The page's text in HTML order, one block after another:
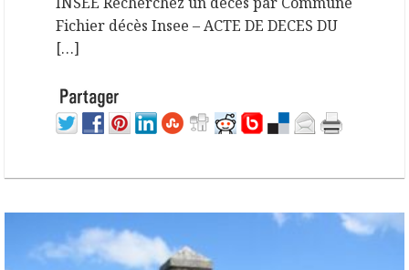
Fichier décès Insee – ACTE DE DECES DU
[…]